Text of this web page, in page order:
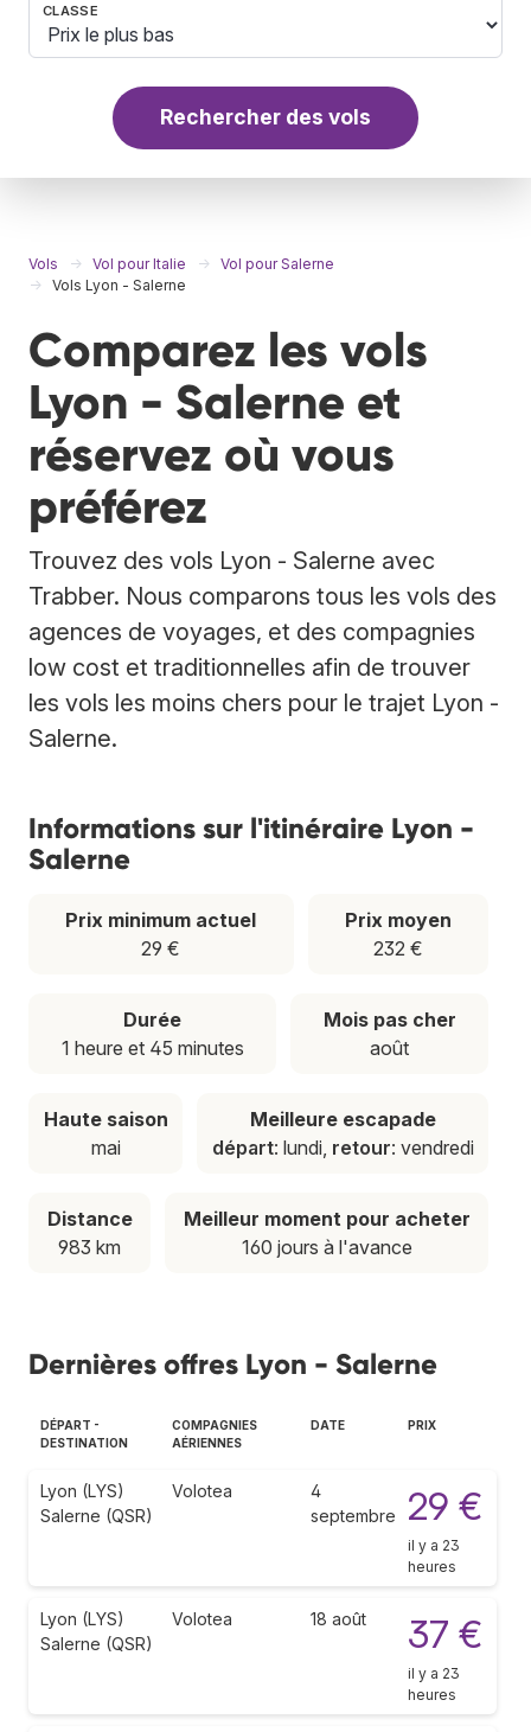
CLASSE
Rechercher des vols
Vols Vol pour Italie
Vol pour Salerne
Vols Lyon - Salerne
Comparez les vols
Lyon - Salerne et
réservez où vous
préférez
Trouvez des vols Lyon - Salerne avec
Trabber. Nous comparons tous les vols des
agences de voyages, et des compagnies
low cost et traditionnelles afin de trouver
les vols les moins chers pour le trajet Lyon -
Salerne.
Informations sur l'itinéraire Lyon -
Salerne
Prix minimum actuel
29 €
Prix moyen
232 €
Durée
1 heure et 45 minutes
Mois pas cher
août
Haute saison
mai
Meilleure escapade
départ: lundi, retour: vendredi
Distance
983 km
Meilleur moment pour acheter
160 jours à l'avance
Dernières offres Lyon - Salerne
DÉPART -
DESTINATION
COMPAGNIES
AÉRIENNES
DATE PRIX
Lyon (LYS)
Salerne (QSR)
Volotea
4
septembre
29 €
il y a 23
heures
Lyon (LYS)
Salerne (QSR)
Volotea 18 août 37 €
il y a 23
heures